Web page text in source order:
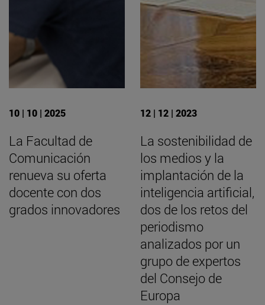
10 | 10 | 2025
La Facultad de
Comunicación
renueva su oferta
docente con dos
grados innovadores
12 | 12 | 2023
La sostenibilidad de
los medios y la
implantación de la
inteligencia artificial,
dos de los retos del
periodismo
analizados por un
grupo de expertos
del Consejo de
Europa